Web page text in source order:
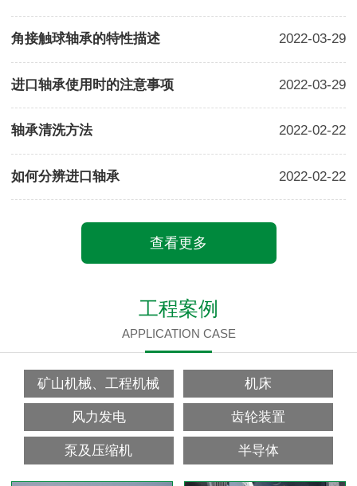
角接触球轴承的特性描述 2022-03-29
进口轴承使用时的注意事项 2022-03-29
轴承清洗方法 2022-02-22
如何分辨进口轴承 2022-02-22
查看更多
工程案例
APPLICATION CASE
矿山机械、工程机械 机床
风力发电 齿轮装置
泵及压缩机 半导体